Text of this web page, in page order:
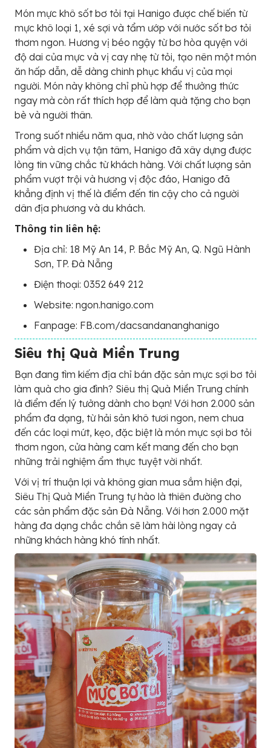
Món mực khô sốt bơ tỏi tại Hanigo được chế biến từ
mực khô loại 1, xé sợi và tẩm ướp với nước sốt bơ tỏi
thơm ngon. Hương vị béo ngậy từ bơ hòa quyện với
độ dai của mực và vị cay nhẹ từ tỏi, tạo nên một món
ăn hấp dẫn, dễ dàng chinh phục khẩu vị của mọi
người. Món này không chỉ phù hợp để thưởng thức
ngay mà còn rất thích hợp để làm quà tặng cho bạn
bè và người thân.
Trong suốt nhiều năm qua, nhờ vào chất lượng sản
phẩm và dịch vụ tận tâm, Hanigo đã xây dựng được
lòng tin vững chắc từ khách hàng. Với chất lượng sản
phẩm vượt trội và hương vị độc đáo, Hanigo đã
khẳng định vị thế là điểm đến tin cậy cho cả người
dân địa phương và du khách.
Thông tin liên hệ:
Địa chỉ: 18 Mỹ An 14, P. Bắc Mỹ An, Q. Ngũ Hành
Sơn, TP. Đà Nẵng
Điện thoại: 0352 649 212
Website: ngon.hanigo.com
Fanpage: FB.com/dacsandananghanigo
Siêu thị Quà Miền Trung
Bạn đang tìm kiếm địa chỉ bán đặc sản mực sợi bơ tỏi
làm quà cho gia đình? Siêu thị Quà Miền Trung chính
là điểm đến lý tưởng dành cho bạn! Với hơn 2.000 sản
phẩm đa dạng, từ hải sản khô tươi ngon, nem chua
đến các loại mứt, kẹo, đặc biệt là món mực sợi bơ tỏi
thơm ngon, cửa hàng cam kết mang đến cho bạn
những trải nghiệm ẩm thực tuyệt vời nhất.
Với vị trí thuận lợi và không gian mua sắm hiện đại,
Siêu Thị Quà Miền Trung tự hào là thiên đường cho
các sản phẩm đặc sản Đà Nẵng. Với hơn 2.000 mặt
hàng đa dạng chắc chắn sẽ làm hài lòng ngay cả
những khách hàng khó tính nhất.